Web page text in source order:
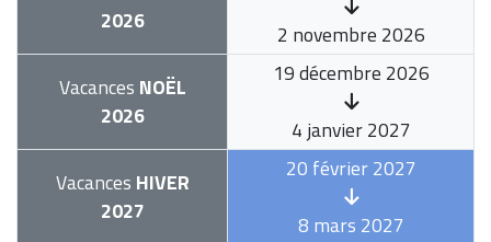
2026
2 novembre 2026
Vacances NOËL
2026
19 décembre 2026
4 janvier 2027
Vacances HIVER
2027
20 février 2027
8 mars 2027